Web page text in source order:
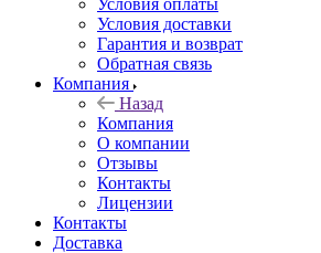
Условия оплаты
Условия доставки
Гарантия и возврат
Обратная связь
Компания
Назад
Компания
О компании
Отзывы
Контакты
Лицензии
Контакты
Доставка